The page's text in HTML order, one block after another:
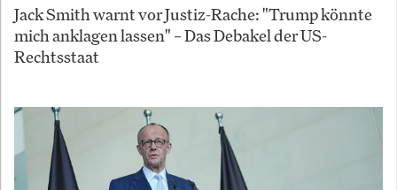
Jack Smith warnt vor Justiz-Rache: "Trump könnte
mich anklagen lassen" – Das Debakel der US-
Rechtsstaat